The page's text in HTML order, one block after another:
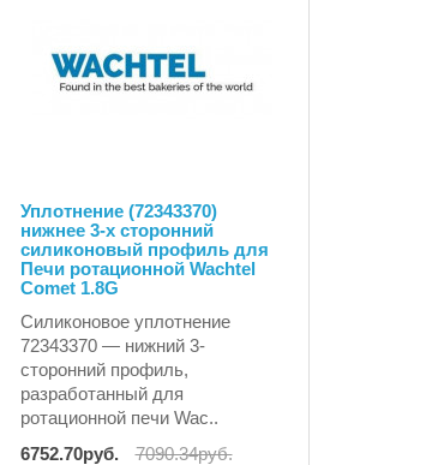
Уплотнение (72343370)
нижнее 3-х сторонний
силиконовый профиль для
Печи ротационной Wachtel
Comet 1.8G
Силиконовое уплотнение
72343370 — нижний 3-
сторонний профиль,
разработанный для
ротационной печи Wac..
6752.70руб.
7090.34руб.